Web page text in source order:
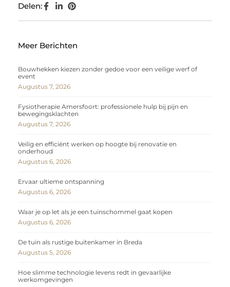
Delen:
Meer Berichten
Bouwhekken kiezen zonder gedoe voor een veilige werf of
event
Augustus 7, 2026
Fysiotherapie Amersfoort: professionele hulp bij pijn en
bewegingsklachten
Augustus 7, 2026
Veilig en efficiënt werken op hoogte bij renovatie en
onderhoud
Augustus 6, 2026
Ervaar ultieme ontspanning
Augustus 6, 2026
Waar je op let als je een tuinschommel gaat kopen
Augustus 6, 2026
De tuin als rustige buitenkamer in Breda
Augustus 5, 2026
Hoe slimme technologie levens redt in gevaarlijke
werkomgevingen